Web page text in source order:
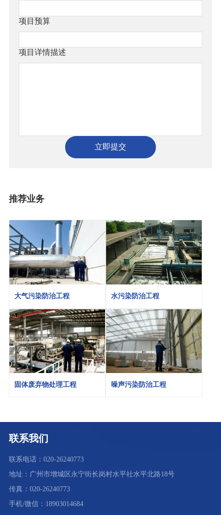
项目预算
项目详情描述
立即提交
推荐业务
大气污染防治工程 水污染防治工程
固体废弃物处理工程 噪声污染防治工程
联系我们
联系电话：020-26240773
地址：广州市增城区永宁街长岗村水平社水平北路18号
传真：020-26240773
手机/微信：18903014684